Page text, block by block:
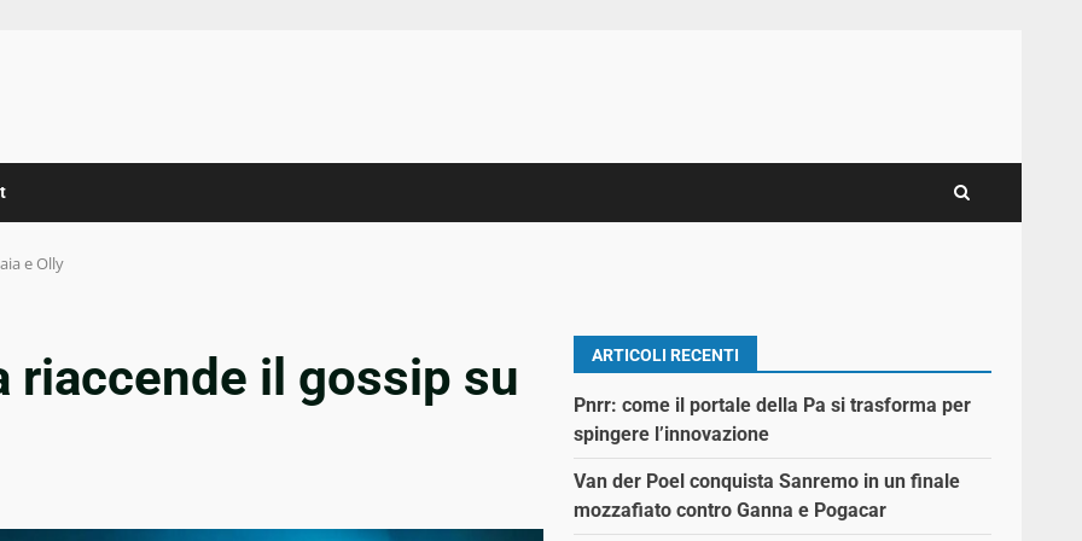
e Olly
riaccende il gossip su
ARTICOLI RECENTI
Pnrr: come il portale della Pa si trasforma per
spingere l’innovazione
Van der Poel conquista Sanremo in un finale
mozzafiato contro Ganna e Pogacar